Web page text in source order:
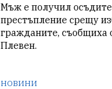
Мъж е получил
престъпление срещу
гражданите, съобщиха
Плевен.
НОВИНИ